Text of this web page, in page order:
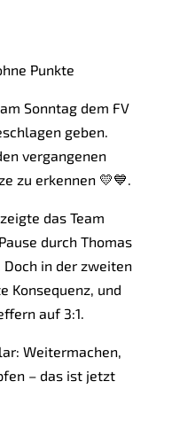
Punkte
Sonntag dem FV
geben.
vergangenen
zu erkennen 💛💙.
das Team
durch Thomas
Doch in der zweiten
Konsequenz, und
auf 3:1.
Weitermachen,
– das ist jetzt